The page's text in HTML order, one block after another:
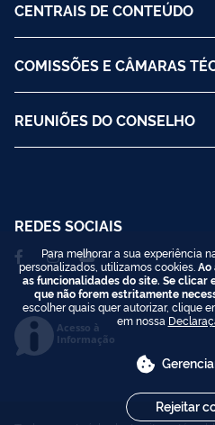
CENTRAIS DE CONTEÚDO
COMISSÕES E CÂMARAS
REUNIÕES DO CONSELHO
REDES SOCIAIS
Acesso à
Informação
Para melhorar a sua experiência
personalizados, utilizamos cookies. Ao
as funcionalidades do site. Se clicar
que não forem estritamente
escolher quais quer autorizar, clique
em nossa
Rejeitar